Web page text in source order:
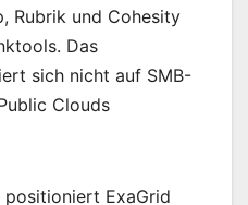
Rubrik und Cohesity
Das
sich nicht auf SMB-
Clouds
ExaGrid